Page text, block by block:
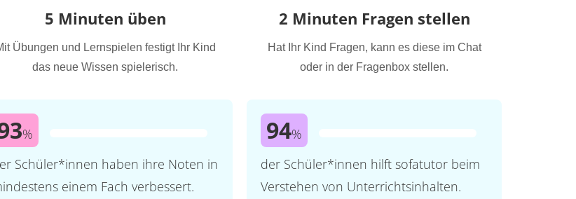
5 Minuten üben
Übungen und Lernspielen festigt Ihr Kind
das neue Wissen spielerisch.
%
Schüler*innen haben ihre Noten in
einem Fach verbessert.
2 Minuten Fragen stellen
Hat Ihr Kind Fragen, kann es diese im Chat
oder in der Fragenbox stellen.
94%
der Schüler*innen hilft sofatutor beim
Verstehen von Unterrichtsinhalten.